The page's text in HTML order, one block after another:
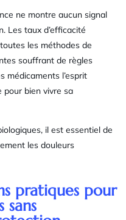
ne montre aucun signal
Les taux d’efficacité
les méthodes de
souffrant de règles
médicaments l’esprit
pour bien vivre sa
il est essentiel de
les douleurs
pratiques pour
sans